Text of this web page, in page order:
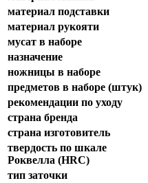
материал подставки
материал рукояти
мусат в наборе
назначение
ножницы в наборе
предметов в наборе (штук)
рекомендации по уходу
страна бренда
страна изготовитель
твердость по шкале
Роквелла (HRC)
тип заточки